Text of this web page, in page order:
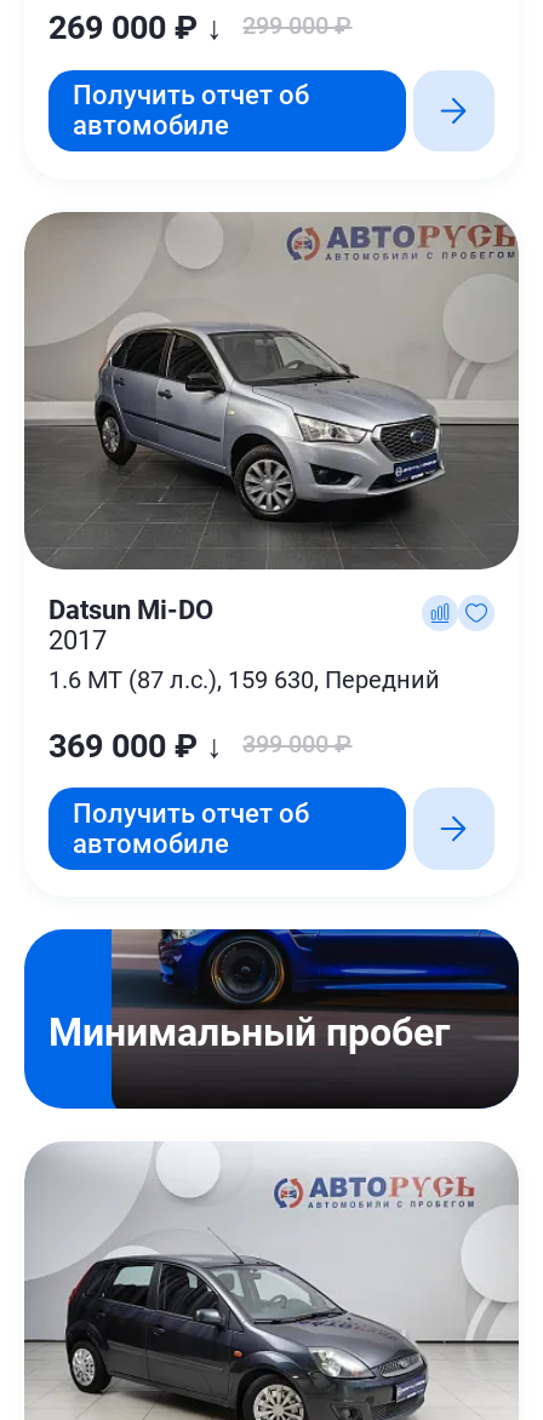
269 000 ₽ ↓ 299 000 ₽
Получить отчет об
автомобиле
Datsun Mi-DO
2017
1.6 MT (87 л.с.), 159 630, Передний
369 000 ₽ ↓ 399 000 ₽
Получить отчет об
автомобиле
Минимальный пробег